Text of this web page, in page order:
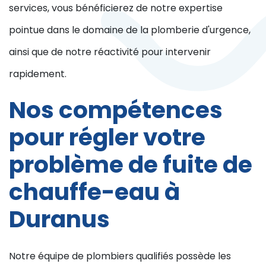
services, vous bénéficierez de notre expertise
pointue dans le domaine de la plomberie d'urgence,
ainsi que de notre réactivité pour intervenir
rapidement.
Nos compétences
pour régler votre
problème de fuite de
chauffe-eau à
Duranus
Notre équipe de plombiers qualifiés possède les